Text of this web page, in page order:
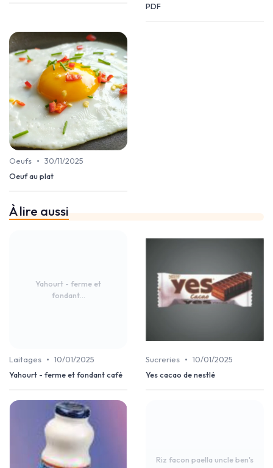
PDF
Oeufs • 30/11/2025
Oeuf au plat
À lire aussi
Yahourt - ferme et
fondant...
Laitages • 10/01/2025
Yahourt - ferme et fondant café
Sucreries • 10/01/2025
Yes cacao de nestlé
Riz facon paella uncle ben's